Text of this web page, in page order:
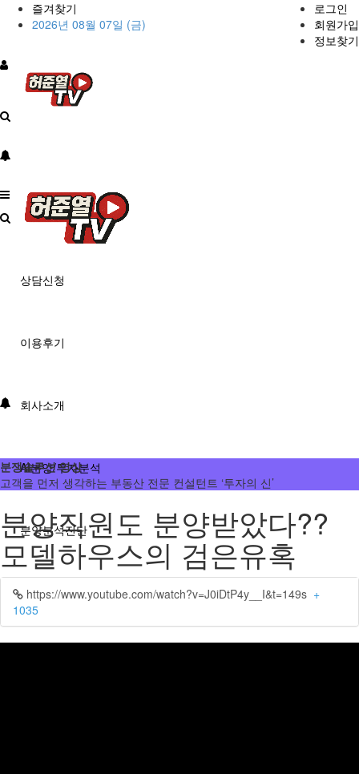
즐겨찾기
2026년 08월 07일 (금)
로그인
회원가입
정보찾기
상담신청
이용후기
회사소개
AI분양/투자분석
분양분석진단
분양 단체계약 서비스
분쟁솔루션 영상
고객을 먼저 생각하는 부동산 전문 컨설턴트 ‘투자의 신’
분양직원도 분양받았다??
모델하우스의 검은유혹
https://www.youtube.com/watch?v=J0iDtP4y__I&t=149s +
1035